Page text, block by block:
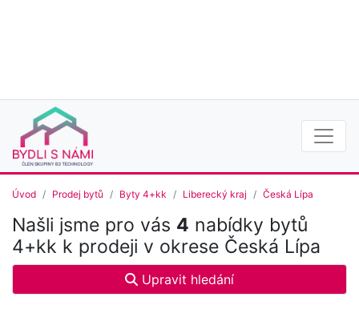
Úvod Prodej bytů Byty 4+kk Liberecký kraj Česká Lípa
Našli jsme pro vás 4 nabídky bytů
4+kk k prodeji v okrese Česká Lípa
Upravit hledání